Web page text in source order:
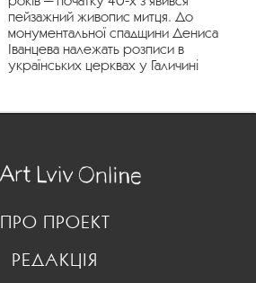
пейзажний живопис митця. До
монументальної спадщини Дениса
Іванцева належать розписи в
українських церквах у Галичині
ПРО ПРОЕКТ
РЕДАКЦІЯ